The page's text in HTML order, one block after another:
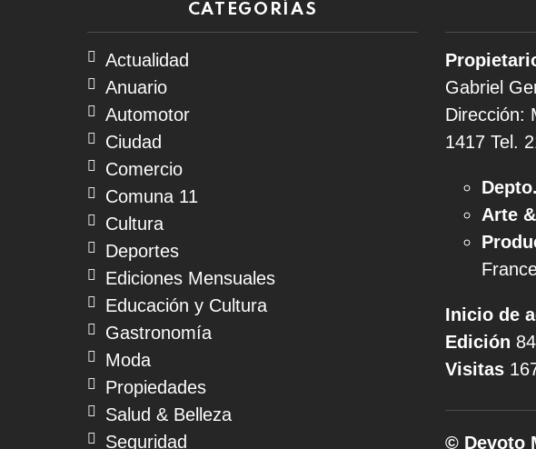
CATEGORÍAS
Actualidad
Anuario
Automotor
Ciudad
Comercio
Comuna 11
Cultura
Deportes
Ediciones Mensuales
Educación y Cultura
Gastronomía
Moda
Propiedades
Salud & Belleza
Seguridad
Gabriel
Dirección:
1417 Tel.
Arte
Inicio de
Edición
Visitas
© Devoto